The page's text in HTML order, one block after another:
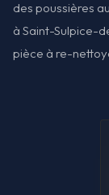
des poussières
à Saint-Sulpice-
pièce à re-